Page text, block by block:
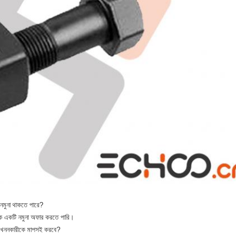
থাকতে পারে?
একটি নমুনা অফার করতে পারি।
মাপসই করবে?